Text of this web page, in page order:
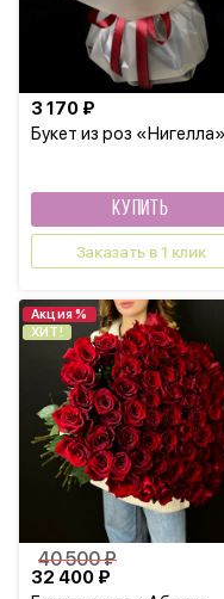
Букет из роз «Нигелла»
3 170 ₽
КУПИТЬ
Заказать в 1 клик
Акция %
ХИТ!
32 400 ₽
40 500 ₽